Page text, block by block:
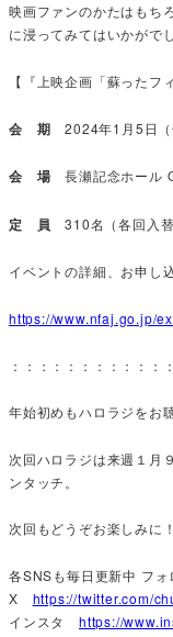
映画ファンのかたはもち
に浸ってみてはいかがで
【『上映企画「蘇ったフ
会 期2024年1月5日
会 場長瀬記念ホール
定 員310名（各回入
イベントの詳細、お申し
https://www.nfaj.go.jp/
：：：：：：：：：：：
年始初めもハロラジをお
次回ハロラジは来週１月
ンタッチ。
次回もどうぞお楽しみに！
各SNSも毎日更新中 フォ
X https://twitter.com/
インスタ https://